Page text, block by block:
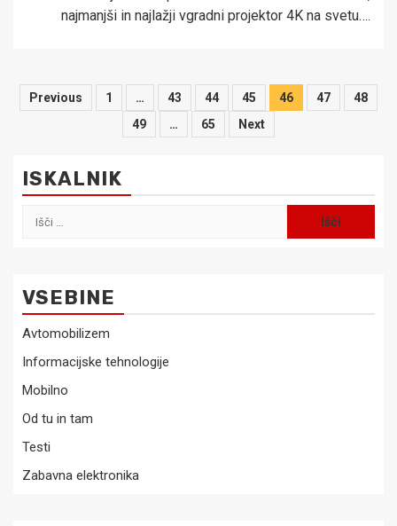
najmanjši in najlažji vgradni projektor 4K na svetu….
Številčenje
prispevkov
Previous 1 … 43 44 45 46 47
48
49
… 65 Next
ISKALNIK
Išči:
VSEBINE
Avtomobilizem
Informacijske tehnologije
Mobilno
Od tu in tam
Testi
Zabavna elektronika